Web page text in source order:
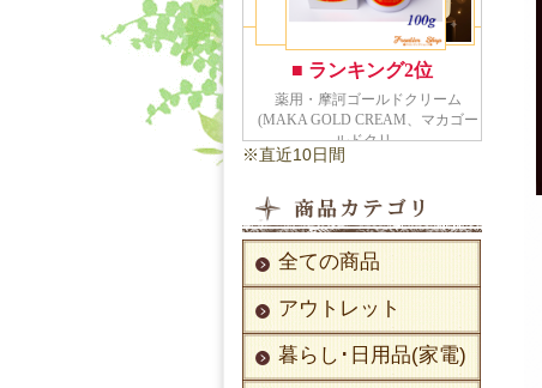
※直近10日間
全ての商品
アウトレット
暮らし･日用品(家電)